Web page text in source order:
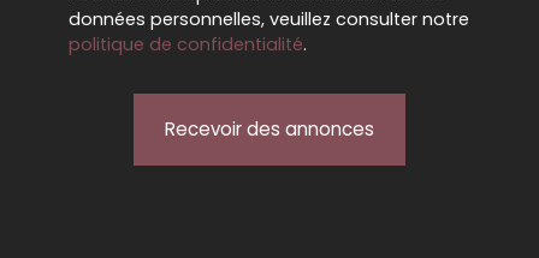
données personnelles, veuillez consulter notre
politique de confidentialité.
Recevoir des annonces